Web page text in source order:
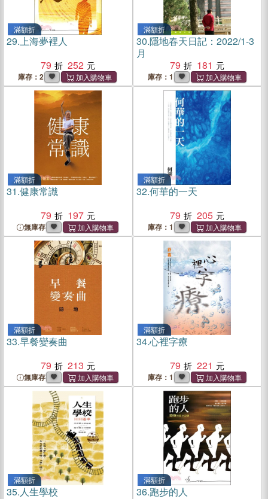
滿額折
29.上海夢裡人
79
252
庫存：2
滿額折
30.隱地春天日記：2022/1-3
月
79
181
庫存：1
滿額折
31.健康常識
79
197
無庫存
滿額折
32.何華的一天
79
205
庫存：1
滿額折
33.早餐變奏曲
79
213
無庫存
滿額折
34.心裡字療
79
221
庫存：1
滿額折
35.人生學校
滿額折
36.跑步的人